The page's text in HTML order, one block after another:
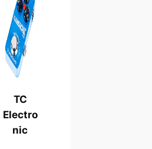
TC
Electro
nic